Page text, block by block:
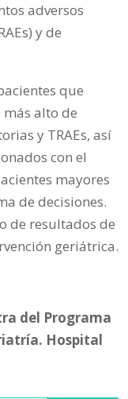
adversos
y de
que
alto de
y TRAEs, así
con el
mayores
de decisiones.
de resultados de
geriátrica.
del Programa
Hospital